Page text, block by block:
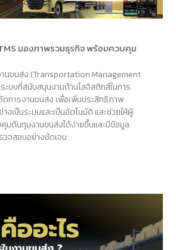
มองภาพรวมธุรกิจ พร้อมควบคุม
นขนส่ง (Transportation Management
ะบบที่สนับสนุนงานด้านโลจิสติกส์ในการ
ดการงานขนส่ง เพื่อเพิ่มประสิทธิภาพ
งเป็นระบบและเป็นอัตโนมัติ และช่วยให้ผู้
มต้นทุนงานขนส่งได้ง่ายขึ้นและมีข้อมูล
จสอบอย่างชัดเจน